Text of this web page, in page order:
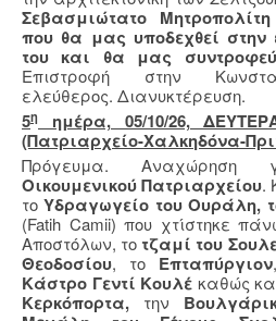
Σεβασμιώτατο
που θα μας υποδεχθεί στην
του και θα μας
Επιστροφή στην
ελεύθερος. Διανυκτέρευση.
5η
ημέρα, 05/10/26,
(Πατριαρχείο-Χαλκηδόνα-
Πρόγευμα. Αναχώρηση
Οικουμενικού Πατριαρχείου.
τοΥδραγωγείο του Ουράλη,
(Fatih Camii) που χτίστηκε
Αποστόλων, το τζαμί του
Θεοδοσίου, το Επταπύργιον
Κάστρο Γεντί Κουλέ καθώς
Κερκόπορτα, την